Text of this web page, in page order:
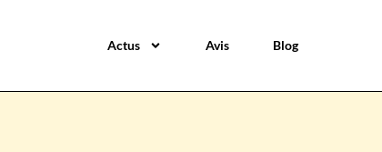
Actus Avis Blog